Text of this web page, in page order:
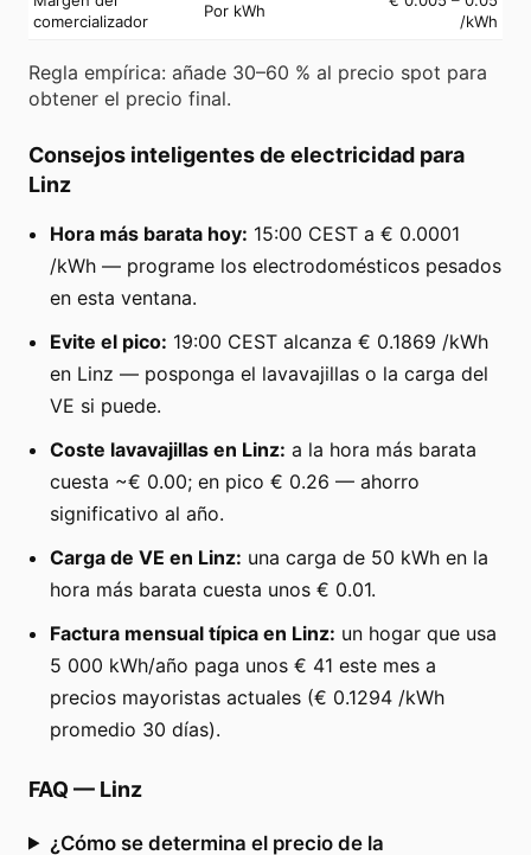
comercializador
Por kWh
/kWh
Regla empírica: añade 30–60 % al precio spot para
obtener el precio final.
Consejos inteligentes de electricidad para
Linz
Hora más barata hoy: 15:00 CEST a € 0.0001
/kWh — programe los electrodomésticos pesados
en esta ventana.
Evite el pico: 19:00 CEST alcanza € 0.1869 /kWh
en Linz — posponga el lavavajillas o la carga del
VE si puede.
Coste lavavajillas en Linz: a la hora más barata
cuesta ~€ 0.00; en pico € 0.26 — ahorro
significativo al año.
Carga de VE en Linz: una carga de 50 kWh en la
hora más barata cuesta unos € 0.01.
Factura mensual típica en Linz: un hogar que usa
5 000 kWh/año paga unos € 41 este mes a
precios mayoristas actuales (€ 0.1294 /kWh
promedio 30 días).
FAQ — Linz
¿Cómo se determina el precio de la